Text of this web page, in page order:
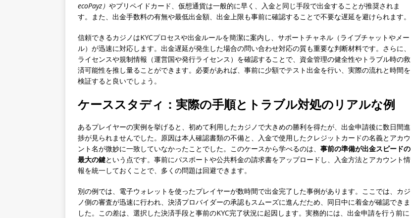
ecoPayz） やプリペイドカード、仮想通貨は一般的に早く、入金と同じ手段で出金することが推奨されま
す。また、出金手数料の有無や最低出金額、出金上限も事前に確認することで不要な遅延を避けられます。
信頼できるカジノはKYCプロセスや出金ルールを簡潔に案内し、サポートチャネル（ライブチャットやメー
ル）が迅速に対応します。出金遅延が発生した場合の問い合わせ対応の質も重要な判断材料です。さらに、
ライセンスや規制情報（運営国や発行ライセンス）を確認することで、資金管理の健全性やトラブル時の救
済可能性を推し量ることができます。必要があれば、事前に少額でテスト出金を行い、実際の流れと時間を
検証すると良いでしょう。
ケーススタディ：実際の手順とトラブル対処のリアルな例
あるプレイヤーの実例を挙げると、初めて利用したカジノで大きめの勝利を得たが、出金申請後に数日間進
捗が見られませんでした。原因は本人確認書類の不備と、入金で使用したクレジットカードの名義とアカウ
ント名が微妙に一致していなかったことでした。このケースから学べるのは、 事前の準備が出金スピードの
最大の鍵という点です。事前にパスポートや公共料金の請求書をアップロードし、入金方法とアカウント情
報を統一しておくことで、多くの問題は回避できます。
別の例では、電子ウォレットを使ったプレイヤーが数時間で出金完了した事例があります。ここでは、カジ
ノ側の審査が迅速に行われ、決済プロバイダーの承認もスムーズに進んだため、同日中に着金が確認できま
した。この差は、選択した決済手段と事前のKYC完了状況に起因します。実務的には、出金申請を行う前に